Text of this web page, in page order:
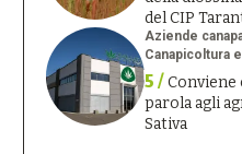
del CIP
Aziende
Canapicoltura
5 /Conviene
parola agli
Sativa